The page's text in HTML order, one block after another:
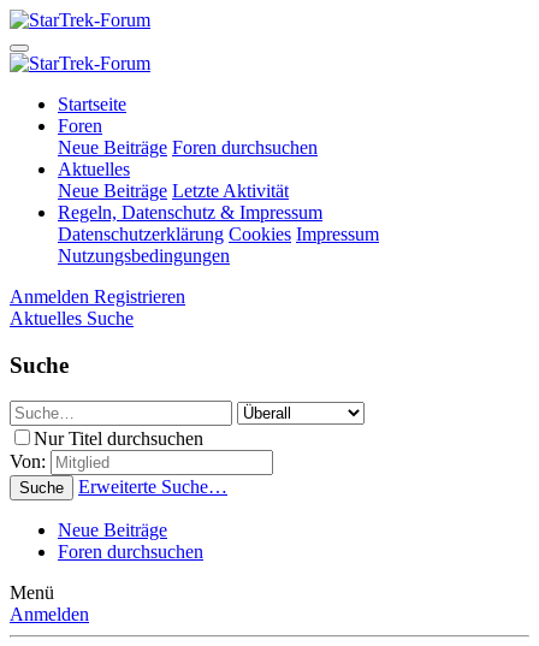
Startseite
Foren
Neue Beiträge Foren durchsuchen
Aktuelles
Neue Beiträge Letzte Aktivität
Regeln, Datenschutz & Impressum
Datenschutzerklärung Cookies Impressum
Nutzungsbedingungen
Anmelden Registrieren
Aktuelles Suche
Suche
Nur Titel durchsuchen
Von:
Suche Erweiterte Suche…
Neue Beiträge
Foren durchsuchen
Menü
Anmelden